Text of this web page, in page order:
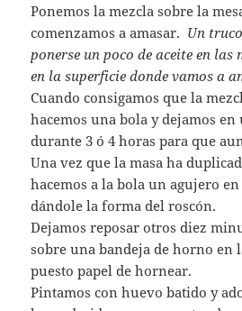
Ponemos la mezcla sobre la
comenzamos a amasar. Un
ponerse un poco de aceite en las
en la superficie donde vamos a
Cuando consigamos que la
hacemos una bola y dejamos
durante 3 ó 4 horas para que
Una vez que la masa ha
hacemos a la bola un agujero
dándole la forma del roscón.
Dejamos reposar otros diez
sobre una bandeja de horno en
puesto papel de hornear.
Pintamos con huevo batido y